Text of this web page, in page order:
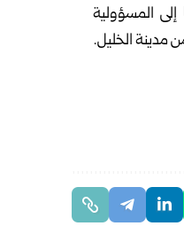
المسؤولية
مدينة الخليل.